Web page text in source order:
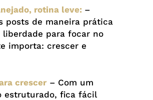
rotina leve: –
posts de maneira prática
liberdade para focar no
importa: crescer e
crescer– Com um
estruturado, fica fácil